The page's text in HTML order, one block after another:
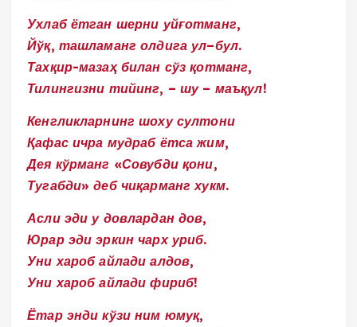
Ухлаб ётган шерни уйғотманг,
Йўқ, ташламанг олдига ул–бул.
Тахқир-мазаҳ билан сўз қотманг,
Тилингизни тийинг, – шу – маъқул!
Кенгликларнинг шоху султони
Қафас ичра мудраб ётса жим,
Дея кўрманг «Совубди қони,
Тугабди» деб чиқарманг хукм.
Асли эди у довлардан дов,
Юрар эди эркин чарх уриб.
Уни хароб айлади алдов,
Уни хароб айлади фириб!
Ётар энди кўзи ним юмуқ,